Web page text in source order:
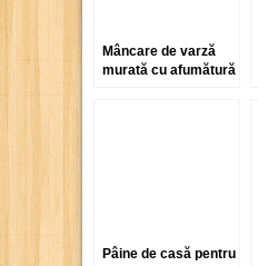
Mâncare de varză
murată cu afumătură
Pâine de casă pentru